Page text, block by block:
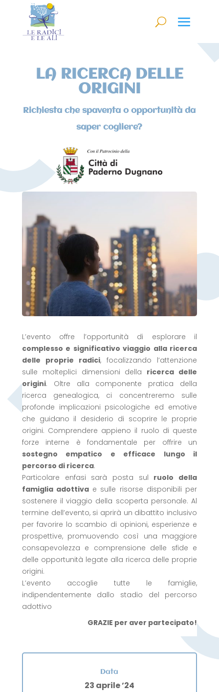
LA RICERCA DELLE
ORIGINI
Richiesta che spaventa o opportunità da
saper cogliere?
L’evento offre l’opportunità di esplorare il
complesso e significativo viaggio alla ricerca
delle proprie radici, focalizzando l’attenzione
sulle molteplici dimensioni della ricerca delle
origini. Oltre alla componente pratica della
ricerca genealogica, ci concentreremo sulle
profonde implicazioni psicologiche ed emotive
che guidano il desiderio di scoprire le proprie
origini. Comprendere appieno il ruolo di queste
forze interne è fondamentale per offrire un
sostegno empatico e efficace lungo il
percorso di ricerca.
Particolare enfasi sarà posta sul ruolo della
famiglia adottiva e sulle risorse disponibili per
sostenere il viaggio della scoperta personale. Al
termine dell’evento, si aprirà un dibattito inclusivo
per favorire lo scambio di opinioni, esperienze e
prospettive, promuovendo così una maggiore
consapevolezza e comprensione delle sfide e
delle opportunità legate alla ricerca delle proprie
origini.
L’evento accoglie tutte le famiglie,
indipendentemente dallo stadio del percorso
adottivo
GRAZIE per aver partecipato!
Data
23 aprile ’24